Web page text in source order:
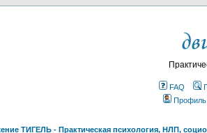
FAQ
Профиль
ТИГЕЛЬ - Практическая психология, НЛП,